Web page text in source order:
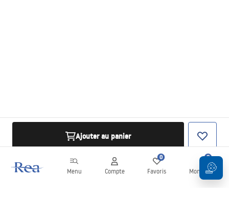
Menu Compte
0
Favoris
0
Mon panier
Ajouter au panier